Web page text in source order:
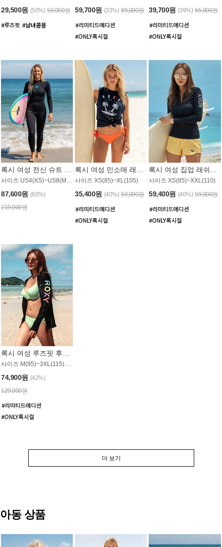
29,500원 (50%) 59,000원 59,700원 (33%) 89,000원 39,700원 (39%) 65,000원
87,600원 (60%)
219,000원
사이즈 XS(85)~XL(105)
35,400원 (40%) 59,000원
사이즈 XS(85)~XXL(110)
59,400원 (40%) 99,000원
록시 여성 루즈핏 후드 래쉬가드 WT900BRX
사이즈 M(95)~3XL(115) / 롱기장 타입
74,900원 (42%)
129,000원
더 보기
아동 상품